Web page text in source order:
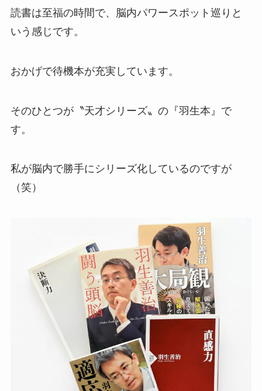
読書は至福の時間で、脳内パワースポット巡りと
いう感じです。
おかげで待機本が充実しています。
そのひとつが〝天才シリーズ〟の『羽生本』で
す。
私が脳内で勝手にシリーズ化しているのですが
（笑）